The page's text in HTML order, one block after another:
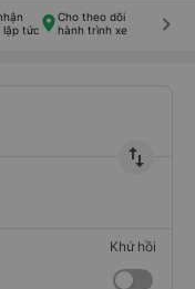
lập tức
Cho theo dõi
hành trình xe
keyboard_arrow_right
import_export
Khứ hồi